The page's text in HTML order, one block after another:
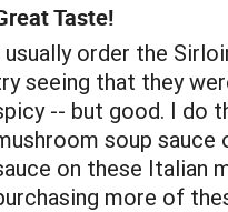
Taste!
usually order the
seeing that they
-- but good. I do
soup sauce
on these Italian
more of